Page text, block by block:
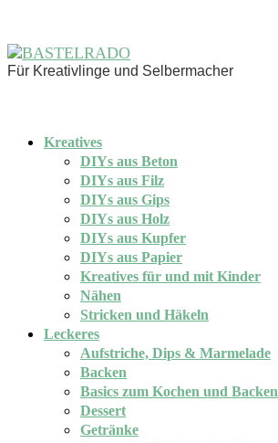
Für Kreativlinge und Selbermacher
Kreatives
DIYs aus Beton
DIYs aus Filz
DIYs aus Gips
DIYs aus Holz
DIYs aus Kupfer
DIYs aus Papier
Kreatives für und mit Kinder
Nähen
Stricken und Häkeln
Leckeres
Aufstriche, Dips & Marmelade
Backen
Basics zum Kochen und Backen
Dessert
Getränke